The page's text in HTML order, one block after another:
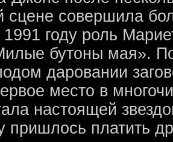
сцене совершила
году роль
бутоны мая».
даровании
место в
настоящей
пришлось платить